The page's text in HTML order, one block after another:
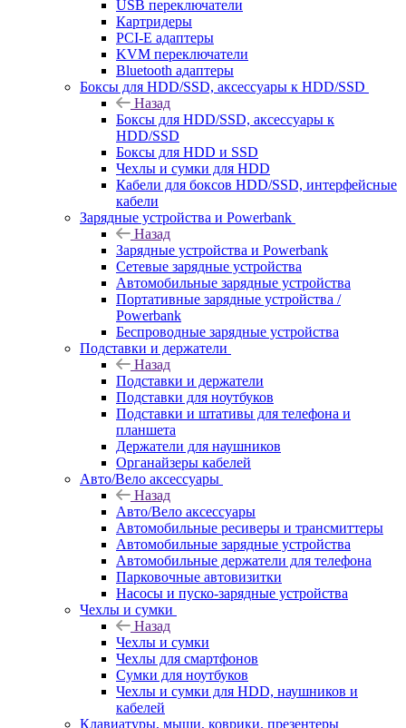
USB переключатели
Картридеры
PCI-E адаптеры
KVM переключатели
Bluetooth адаптеры
Боксы для HDD/SSD, аксессуары к HDD/SSD
Назад
Боксы для HDD/SSD, аксессуары к
HDD/SSD
Боксы для HDD и SSD
Чехлы и сумки для HDD
Кабели для боксов HDD/SSD, интерфейсные
кабели
Зарядные устройства и Powerbank
Назад
Зарядные устройства и Powerbank
Сетевые зарядные устройства
Автомобильные зарядные устройства
Портативные зарядные устройства /
Powerbank
Беспроводные зарядные устройства
Подставки и держатели
Назад
Подставки и держатели
Подставки для ноутбуков
Подставки и штативы для телефона и
планшета
Держатели для наушников
Органайзеры кабелей
Авто/Вело аксессуары
Назад
Авто/Вело аксессуары
Автомобильные ресиверы и трансмиттеры
Автомобильные зарядные устройства
Автомобильные держатели для телефона
Парковочные автовизитки
Насосы и пуско-зарядные устройства
Чехлы и сумки
Назад
Чехлы и сумки
Чехлы для смартфонов
Сумки для ноутбуков
Чехлы и сумки для HDD, наушников и
кабелей
Клавиатуры, мыши, коврики, презентеры